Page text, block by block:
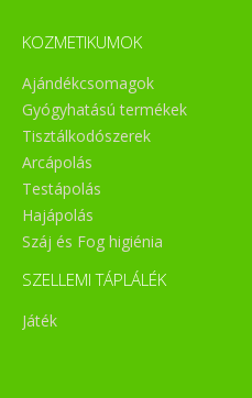
KOZMETIKUMOK
Ajándékcsomagok
Gyógyhatású termékek
Tisztálkodószerek
Arcápolás
Testápolás
Hajápolás
Száj és Fog higiénia
SZELLEMI TÁPLÁLÉK
Játék